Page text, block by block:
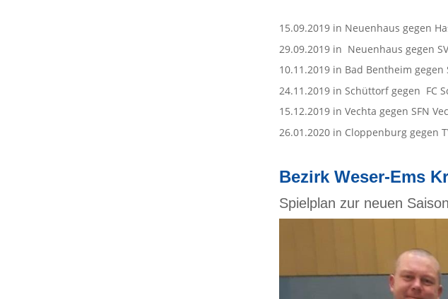
15.09.2019 in Neuenhaus gegen
29.09.2019 in Neuenhaus gegen
10.11.2019 in Bad Bentheim gegen
24.11.2019 in Schüttorf gegen FC
15.12.2019 in Vechta gegen SFN
26.01.2020 in Cloppenburg gegen
Bezirk Weser-Ems
Spielplan zur neuen